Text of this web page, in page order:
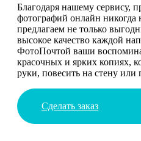
Благодаря нашему сервису,
фотографий онлайн
предлагаем не только
высокое качество каждой
ФотоПочтой ваши
красочных и ярких копиях,
руки, повесить на стену или
Сделать заказ